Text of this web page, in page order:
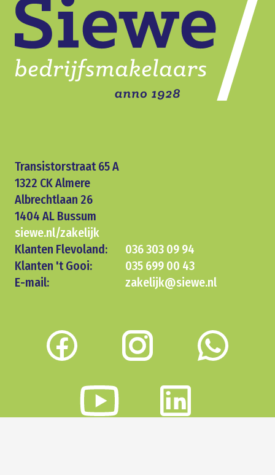
Transistorstraat 65 A
1322 CK Almere
Albrechtlaan 26
1404 AL Bussum
siewe.nl/zakelijk
Klanten Flevoland:
036 303 09 94
Klanten 't Gooi:
035 699 00 43
E-mail:
zakelijk@siewe.nl